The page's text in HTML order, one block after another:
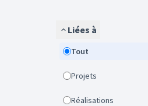
Liées à
Tout
Projets
Réalisations